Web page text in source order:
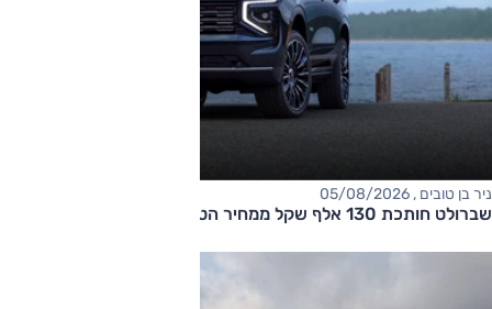
ניר בן טובים , 05/08/2026
שברולט חותכת 130 אלף שקל ממחיר הטאהו